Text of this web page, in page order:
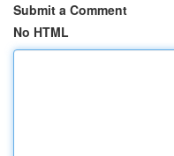
Submit a Comment
No HTML